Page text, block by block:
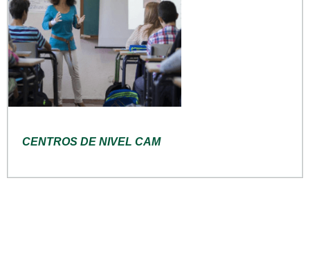
CENTROS DE NIVEL CAM